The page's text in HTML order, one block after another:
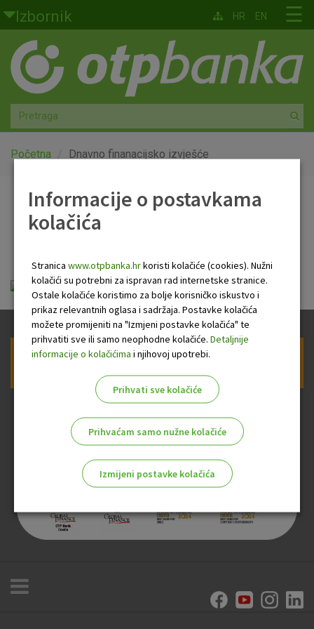
Skoči na glavni sadržaj
Izbornik
Građani
Privatno bankarstvo
Agro
Mala poduzeća i obrtnici
Globalna tržišta
O nama
☰
HR EN
Početna Dnavno finanacijsko izvješće
Dnavno finanacijsko
Dnevno financijsko izvješće.pdf
Prijava na newsletter OTP banke
Informacije o postavkama
kolačića
Stranica www.otpbanka.hrkoristi kolačiće (cookies). Nužni
kolačići su potrebni za ispravan rad internetske stranice.
Ostale kolačiće koristimo za bolje korisničko iskustvo i
prikaz relevantnih oglasa i sadržaja. Postavke kolačića
možete promijeniti na "Izmjeni postavke kolačića" te
prihvatiti sve ili samo neophodne kolačiće. Detaljnije
informacije o kolačićima i njihovoj upotrebi.
Prihvati sve kolačiće
Prihvaćam samo nužne kolačiće
Izmijeni postavke kolačića